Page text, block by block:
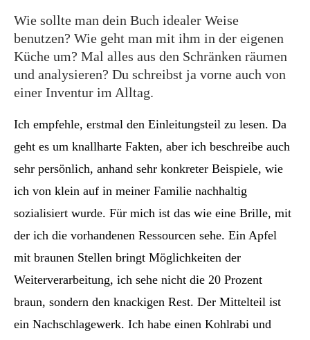
Wie sollte man dein Buch idealer Weise
benutzen? Wie geht man mit ihm in der eigenen
Küche um? Mal alles aus den Schränken räumen
und analysieren? Du schreibst ja vorne auch von
einer Inventur im Alltag.
Ich empfehle, erstmal den Einleitungsteil zu lesen. Da
geht es um knallharte Fakten, aber ich beschreibe auch
sehr persönlich, anhand sehr konkreter Beispiele, wie
ich von klein auf in meiner Familie nachhaltig
sozialisiert wurde. Für mich ist das wie eine Brille, mit
der ich die vorhandenen Ressourcen sehe. Ein Apfel
mit braunen Stellen bringt Möglichkeiten der
Weiterverarbeitung, ich sehe nicht die 20 Prozent
braun, sondern den knackigen Rest. Der Mittelteil ist
ein Nachschlagewerk. Ich habe einen Kohlrabi und